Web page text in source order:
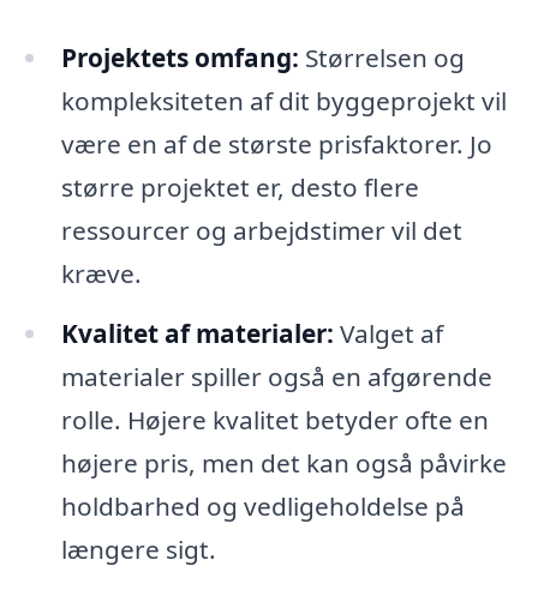
Projektets omfang: Størrelsen og
kompleksiteten af dit byggeprojekt vil
være en af de største prisfaktorer. Jo
større projektet er, desto flere
ressourcer og arbejdstimer vil det
kræve.
Kvalitet af materialer: Valget af
materialer spiller også en afgørende
rolle. Højere kvalitet betyder ofte en
højere pris, men det kan også påvirke
holdbarhed og vedligeholdelse på
længere sigt.